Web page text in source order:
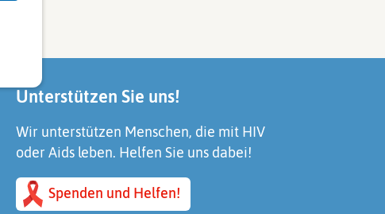
Unterstützen Sie uns!
Wir unterstützen Menschen, die mit HIV
oder Aids leben. Helfen Sie uns dabei!
Spenden und Helfen!